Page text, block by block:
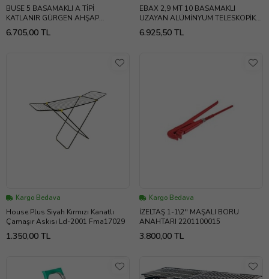
BUSE 5 BASAMAKLI A TİPİ
KATLANIR GÜRGEN AHŞAP
MERDİVEN 170CM
6.705,00 TL
EBAX 2,9 MT 10 BASAMAKLI
UZAYAN ALÜMİNYUM TELESKOPİK
MERDİVEN
6.925,50 TL
Kargo Bedava
House Plus Siyah Kırmızı Kanatlı
Çamaşır Askısı Ld-2001 Fma17029
1.350,00 TL
Kargo Bedava
İZELTAŞ 1-1\2'' MAŞALI BORU
ANAHTARI 2201100015
3.800,00 TL